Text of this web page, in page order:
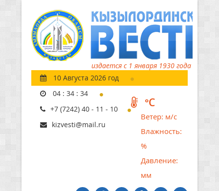
издается с 1 января 1930 года
10 Августа 2026 год
04 : 34 : 35
+7 (7242) 40 - 11 - 10
kizvesti@mail.ru
°C
Ветер: м/с
Влажность:
%
Давление:
мм